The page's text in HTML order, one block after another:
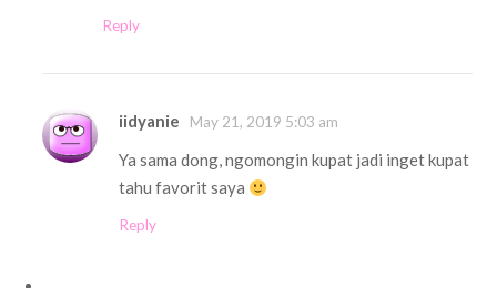
Reply
iidyanie May 21, 2019 5:03 am
Ya sama dong, ngomongin kupat jadi inget kupat
tahu favorit saya
Reply